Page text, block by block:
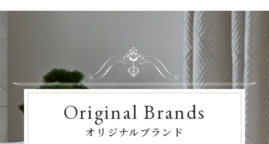
Original Brands
オリジナルブランド